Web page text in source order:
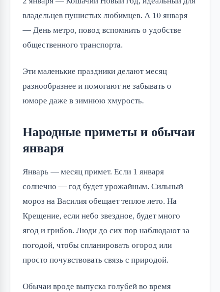
владельцев пушистых любимцев. А 10 января
— День метро, повод вспомнить о удобстве
общественного транспорта.
Эти маленькие праздники делают месяц
разнообразнее и помогают не забывать о
юморе даже в зимнюю хмурость.
Народные приметы и обычаи
января
Январь — месяц примет. Если 1 января
солнечно — год будет урожайным. Сильный
мороз на Василия обещает теплое лето. На
Крещение, если небо звездное, будет много
ягод и грибов. Люди до сих пор наблюдают за
погодой, чтобы спланировать огород или
просто почувствовать связь с природой.
Обычаи вроде выпуска голубей во время